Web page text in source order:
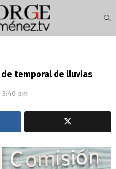
de temporal de lluvias
3:40 pm